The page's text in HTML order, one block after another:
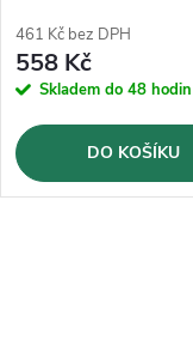
461 Kč bez DPH
558 Kč
Skladem do 48 hodin
DO KOŠÍKU